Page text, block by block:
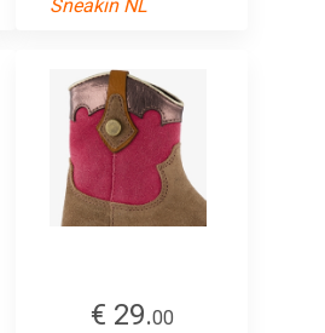
Sneakin NL
€ 29.00